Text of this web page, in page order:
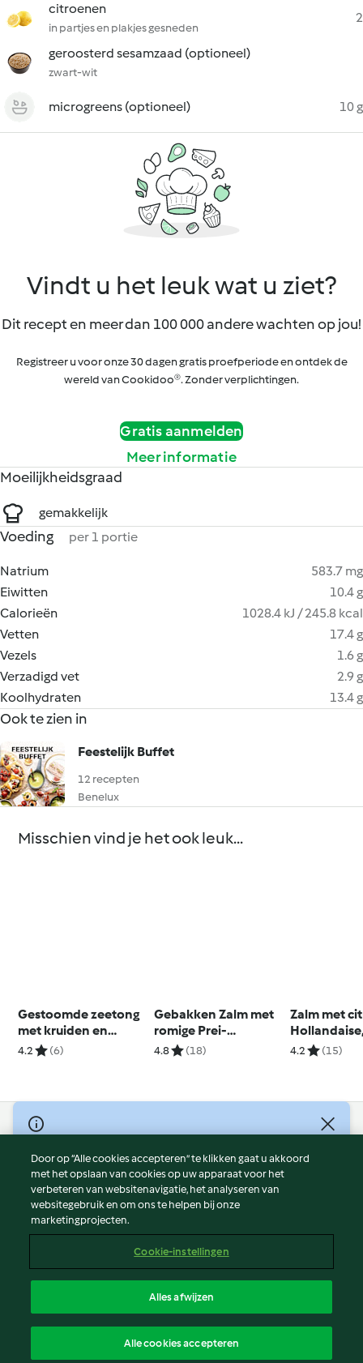
citroenen
in partjes en plakjes gesneden
2
geroosterd sesamzaad (optioneel)
zwart-wit
microgreens (optioneel) 10 g
Vindt u het leuk wat u ziet?
Dit recept en meer dan 100 000 andere wachten op jou!
Registreer u voor onze 30 dagen gratis proefperiode en ontdek de
wereld van Cookidoo®. Zonder verplichtingen.
Gratis aanmelden
Meer informatie
Moeilijkheidsgraad
gemakkelijk
Voeding per 1 portie
Natrium
583.7 mg
Eiwitten
10.4 g
Calorieën
1028.4 kJ / 245.8 kcal
Vetten
17.4 g
Vezels
1.6 g
Verzadigd vet
2.9 g
Koolhydraten
13.4 g
Ook te zien in
Feestelijk Buffet
12 recepten
Benelux
Misschien vind je het ook leuk...
Gestoomde zeetong
met kruiden en
wortelmousseline
4.2 (6)
Gebakken Zalm met
romige Prei-
Courgettesaus
4.8 (18)
Zalm met
en rijst
4.2 (15)
© Copyright 2026
Gebruiksvoorwaarden
Privacybeleid
Disclaimer
Colofon
Verslag Inhoud
Toegankelijkheidsverklaring
Door op “Alle cookies accepteren” te klikken gaat u akkoord
met het opslaan van cookies op uw apparaat voor het
verbeteren van websitenavigatie, het analyseren van
websitegebruik en om ons te helpen bij onze
marketingprojecten.
Cookie-instellingen
Alles afwijzen
Alle cookies accepteren